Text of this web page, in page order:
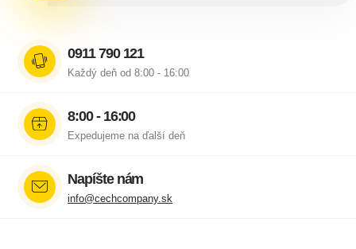
0911 790 121
Každý deň od 8:00 - 16:00
8:00 - 16:00
Expedujeme na ďalší deň
Napíšte nám
info@cechcompany.sk